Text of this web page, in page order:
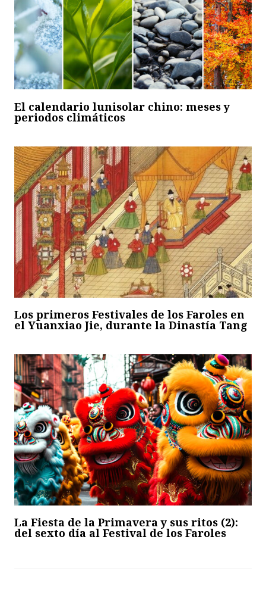
El calendario lunisolar chino: meses y
periodos climáticos
Los primeros Festivales de los Faroles en
el Yuanxiao Jie, durante la Dinastía Tang
La Fiesta de la Primavera y sus ritos (2):
del sexto día al Festival de los Faroles